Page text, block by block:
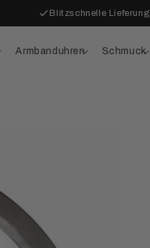
Blitzschnelle Lieferung
Armbanduhren Schmuck